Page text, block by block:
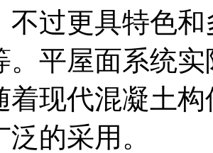
不过更具特色
。平屋面系统
着现代混凝土
的采用。